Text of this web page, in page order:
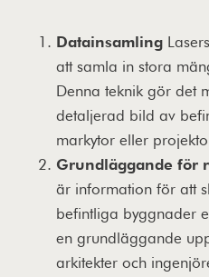
Datainsamling
att samla in stora
Denna teknik gör det
detaljerad bild av
markytor eller
Grundläggande för
är information för att
befintliga byggnader
en grundläggande
arkitekter och